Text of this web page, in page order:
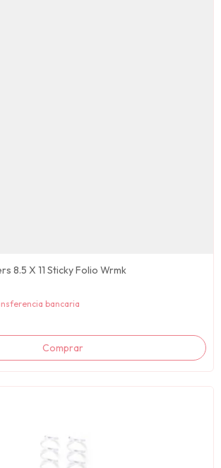
8.5 X 11 Sticky Folio Wrmk
bancaria